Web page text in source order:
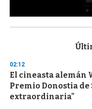
s
d
s
o
f
3
02:12
El cineasta alemán
Premio Donostia de
extraordinaria"